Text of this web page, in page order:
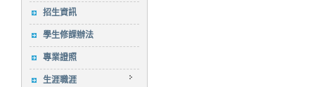
招生資訊
學生修課辦法
專業證照
生涯職涯